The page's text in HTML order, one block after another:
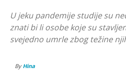
U jeku pandemije studije su
znati bi li osobe koje su
svejedno umrle zbog težine
By Hina